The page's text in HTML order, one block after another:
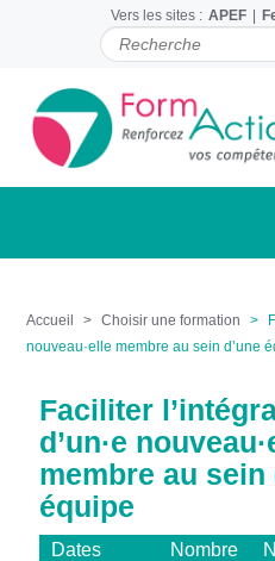
Vers les sites : APEF
C
h
r
Accueil Choisir une formation
nouveau·elle membre au sein d’une
Faciliter
d’un·e
membre au sein
équipe
Dates
Nombre